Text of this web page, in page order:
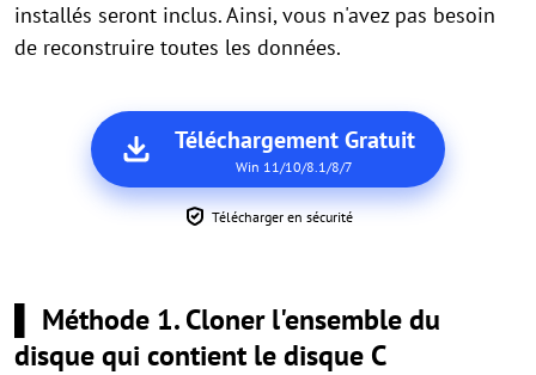
installés seront inclus. Ainsi, vous n'avez pas besoin
de reconstruire toutes les données.
Téléchargement Gratuit
Win 11/10/8.1/8/7
Télécharger en sécurité
▌ Méthode 1. Cloner l'ensemble du
disque qui contient le disque C